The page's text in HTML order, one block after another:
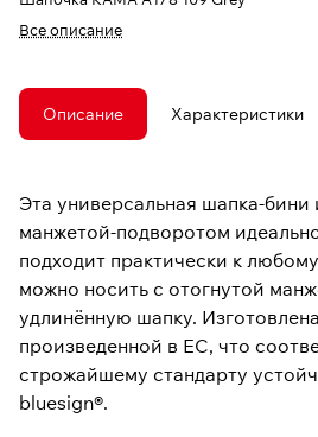
Все описание
Описание Характеристики
Эта универсальная шапка-бини
манжетой-подворотом
подходит практически к
можно носить с отогнутой
удлинённую шапку.
произведенной в ЕС, что
строжайшему стандарту
bluesign®.